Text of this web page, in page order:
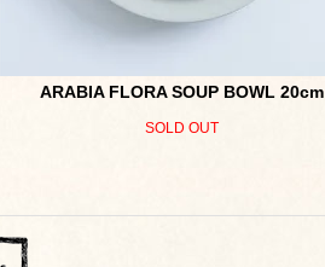
ARABIA FLORA SOUP BOWL 20cm
SOLD OUT